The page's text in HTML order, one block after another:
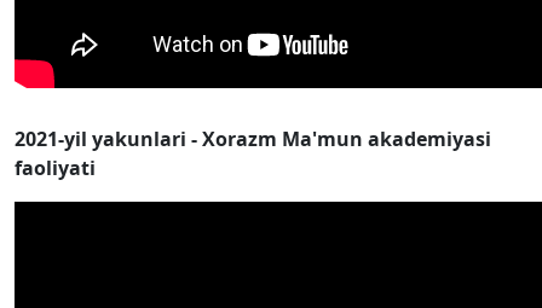
2021-yil yakunlari - Xorazm Ma'mun akademiyasi
faoliyati